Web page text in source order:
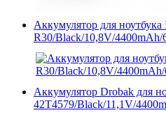
Аккумулятор для
R30/Black/10,8V/4400mAh/
Аккумулятор Drobak для
42T4579/Black/11,1V/